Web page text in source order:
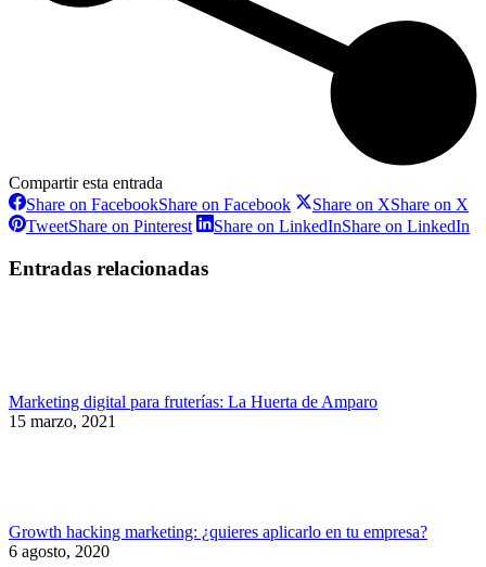
Compartir esta entrada
Share on FacebookShare on Facebook Share on XShare on X
TweetShare on Pinterest Share on LinkedInShare on LinkedIn
Entradas relacionadas
Marketing digital para fruterías: La Huerta de Amparo
15 marzo, 2021
Growth hacking marketing: ¿quieres aplicarlo en tu empresa?
6 agosto, 2020